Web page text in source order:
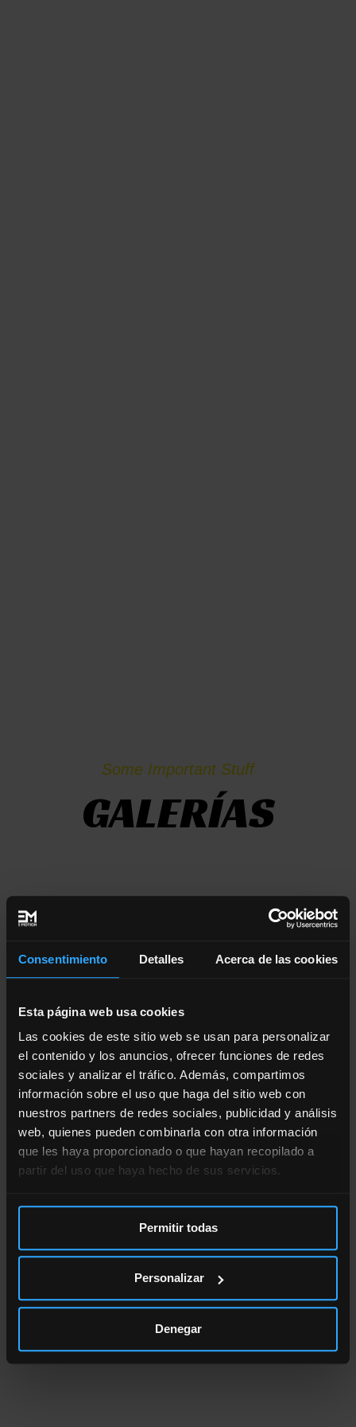
Consentimiento Detalles Acerca de las cookies
Esta página web usa cookies
Las cookies de este sitio web se usan para personalizar
el contenido y los anuncios, ofrecer funciones de redes
sociales y analizar el tráfico. Además, compartimos
información sobre el uso que haga del sitio web con
nuestros partners de redes sociales, publicidad y análisis
web, quienes pueden combinarla con otra información
que les haya proporcionado o que hayan recopilado a
partir del uso que haya hecho de sus servicios.
Permitir todas
Personalizar
Denegar
Some Important Stuff
GALERÍAS